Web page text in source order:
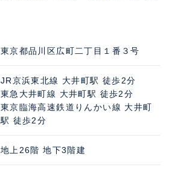
東京都品川区広町二丁目１番３号
JR京浜東北線 大井町駅 徒歩2分
東急大井町線 大井町駅 徒歩2分
東京臨海高速鉄道りんかい線 大井町
駅 徒歩2分
地上26階 地下3階建